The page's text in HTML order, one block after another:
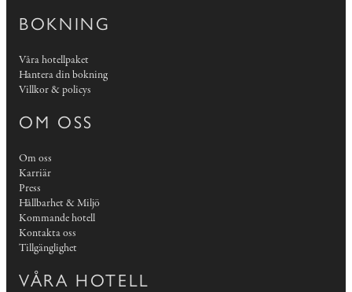
BOKNING
Våra hotellpaket
Hantera din bokning
Villkor & policys
OM OSS
Om oss
Karriär
Press
Hållbarhet & Miljö
Kommande hotell
Kontakta oss
Tillgänglighet
VÅRA HOTELL